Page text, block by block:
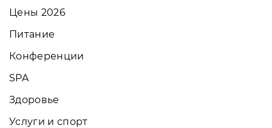
Цены 2026
Питание
Конференции
SPA
Здоровье
Услуги и спорт